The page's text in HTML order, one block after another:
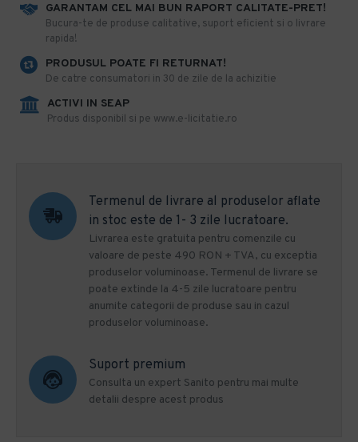
GARANTAM CEL MAI BUN RAPORT CALITATE-PRET!
​Bucura-te de produse calitative, suport eficient si o livrare
rapida!
PRODUSUL POATE FI RETURNAT!
De catre consumatori in 30 de zile de la achizitie
ACTIVI IN SEAP
Produs disponibil si pe www.e-licitatie.ro
Termenul de livrare al produselor aflate
in stoc este de 1- 3 zile lucratoare.
Livrarea este gratuita pentru comenzile cu
valoare de peste 490 RON + TVA, cu exceptia
produselor voluminoase. Termenul de livrare se
poate extinde la 4-5 zile lucratoare pentru
anumite categorii de produse sau in cazul
produselor voluminoase.
Suport premium
Consulta un expert Sanito pentru mai multe
detalii despre acest produs